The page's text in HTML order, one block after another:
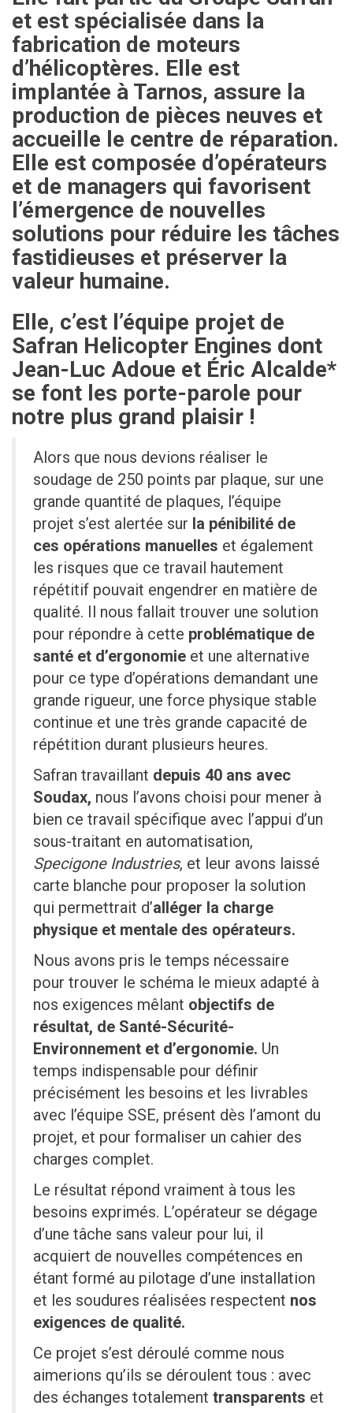
et est spécialisée dans la
fabrication de moteurs
d’hélicoptères. Elle est
implantée à Tarnos, assure la
production de pièces neuves et
accueille le centre de réparation.
Elle est composée d’opérateurs
et de managers qui favorisent
l’émergence de nouvelles
solutions pour réduire les tâches
fastidieuses et préserver la
valeur humaine.
Elle, c’est l’équipe projet de
Safran Helicopter Engines dont
Jean-Luc Adoue et Éric Alcalde*
se font les porte-parole pour
notre plus grand plaisir !
Alors que nous devions réaliser le
soudage de 250 points par plaque, sur une
grande quantité de plaques, l’équipe
projet s’est alertée sur la pénibilité de
ces opérations manuelles et également
les risques que ce travail hautement
répétitif pouvait engendrer en matière de
qualité. Il nous fallait trouver une solution
pour répondre à cette problématique de
santé et d’ergonomie et une alternative
pour ce type d’opérations demandant une
grande rigueur, une force physique stable
continue et une très grande capacité de
répétition durant plusieurs heures.
Safran travaillant depuis 40 ans avec
Soudax, nous l’avons choisi pour mener à
bien ce travail spécifique avec l’appui d’un
sous-traitant en automatisation,
Specigone Industries, et leur avons laissé
carte blanche pour proposer la solution
qui permettrait d’alléger la charge
physique et mentale des opérateurs.
Nous avons pris le temps nécessaire
pour trouver le schéma le mieux adapté à
nos exigences mêlant objectifs de
résultat, de Santé-Sécurité-
Environnement et d’ergonomie. Un
temps indispensable pour définir
précisément les besoins et les livrables
avec l’équipe SSE, présent dès l’amont du
projet, et pour formaliser un cahier des
charges complet.
Le résultat répond vraiment à tous les
besoins exprimés. L’opérateur se dégage
d’une tâche sans valeur pour lui, il
acquiert de nouvelles compétences en
étant formé au pilotage d’une installation
et les soudures réalisées respectent nos
exigences de qualité.
Ce projet s’est déroulé comme nous
aimerions qu’ils se déroulent tous : avec
des échanges totalement transparents et